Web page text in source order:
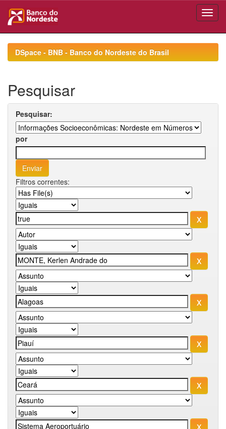
navigationDSpace - BNB - Banco do Nordeste do Brasil
Pesquisar
Pesquisar:
por
Filtros correntes: